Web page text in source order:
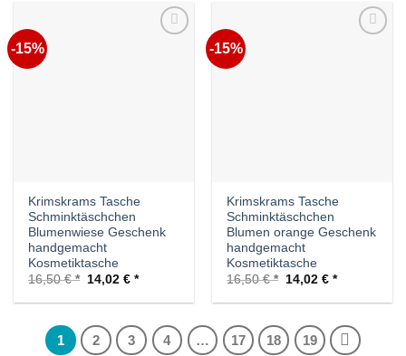
-15%
Krimskrams Tasche
Schminktäschchen
Blumenwiese Geschenk
handgemacht
Kosmetiktasche
16,50€
Ursprünglicher
war:
14,02€ Aktueller
ist:
-15%
Krimskrams Tasche
Schminktäschchen
Blumen orange Geschenk
handgemacht
Kosmetiktasche
16,50€
Ursprünglicher
war:
14,02€ Aktueller
ist:
1 2 3 4 … 17 18 19